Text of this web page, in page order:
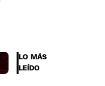
LO MÁS
LEÍDO